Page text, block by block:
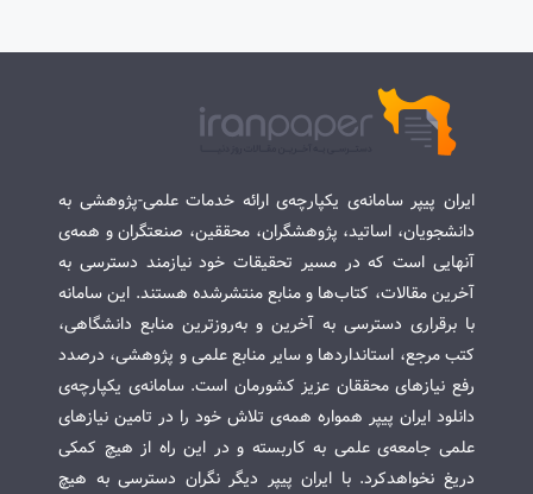
ایران پیپر سامانه‌ی یکپارچه‌ی ارائه خدمات علمی-پژوهشی به
دانشجویان، اساتید، پژوهشگران، محققین، صنعتگران و همه‌ی
آنهایی است که در مسیر تحقیقات خود نیازمند دسترسی به
آخرین مقالات، کتاب‌ها و منابع منتشرشده هستند. این سامانه
با برقراری دسترسی به آخرین و به‌روزترین منابع دانشگاهی،
کتب مرجع، استانداردها و سایر منابع علمی و پژوهشی، درصدد
رفع نیازهای محققان عزیز کشورمان است. سامانه‌ی یکپارچه‌ی
دانلود ایران پیپر همواره همه‌ی تلاش خود را در تامین نیازهای
علمی جامعه‌ی علمی به کاربسته و در این راه از هیچ کمکی
دریغ نخواهدکرد. با ایران پیپر دیگر نگران دسترسی به هیچ